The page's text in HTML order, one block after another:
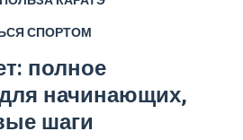
СПОРТОМ
полное
начинающих,
шаги